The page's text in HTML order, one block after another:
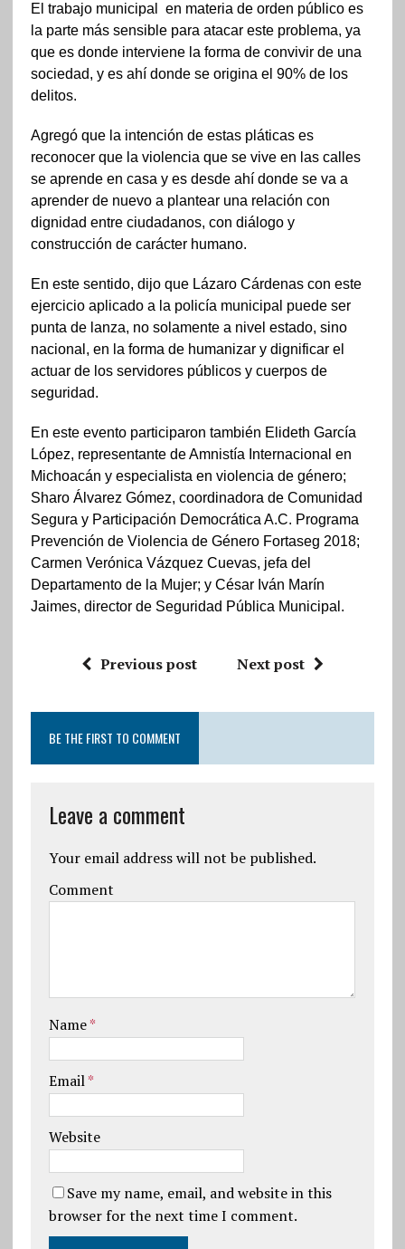
El trabajo municipal en materia de orden público es
la parte más sensible para atacar este problema, ya
que es donde interviene la forma de convivir de una
sociedad, y es ahí donde se origina el 90% de los
delitos.
Agregó que la intención de estas pláticas es
reconocer que la violencia que se vive en las calles
se aprende en casa y es desde ahí donde se va a
aprender de nuevo a plantear una relación con
dignidad entre ciudadanos, con diálogo y
construcción de carácter humano.
En este sentido, dijo que Lázaro Cárdenas con este
ejercicio aplicado a la policía municipal puede ser
punta de lanza, no solamente a nivel estado, sino
nacional, en la forma de humanizar y dignificar el
actuar de los servidores públicos y cuerpos de
seguridad.
En este evento participaron también Elideth García
López, representante de Amnistía Internacional en
Michoacán y especialista en violencia de género;
Sharo Álvarez Gómez, coordinadora de Comunidad
Segura y Participación Democrática A.C. Programa
Prevención de Violencia de Género Fortaseg 2018;
Carmen Verónica Vázquez Cuevas, jefa del
Departamento de la Mujer; y César Iván Marín
Jaimes, director de Seguridad Pública Municipal.
Previous post Next post
BE THE FIRST TO COMMENT
Leave a comment
Your email address will not be published.
Comment
Name*
Email*
Website
Save my name, email, and website in this
browser for the next time I comment.